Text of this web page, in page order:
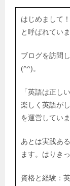
はじめまして
と呼ばれていま
ブログを訪問
(^^)。
「英語は正し
楽しく英語が
を運営していま
あとは実践あ
ます。はりき
資格と経験：